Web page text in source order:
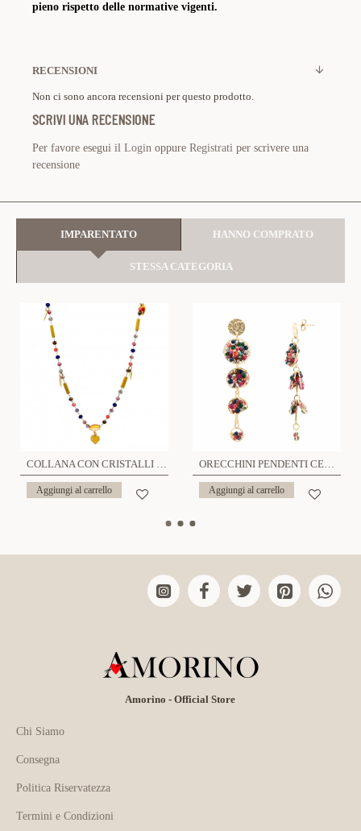
pieno rispetto delle normative vigenti.
RECENSIONI
Non ci sono ancora recensioni per questo prodotto.
SCRIVI UNA RECENSIONE
Per favore esegui il Login oppure Registrati per scrivere una
recensione
IMPARENTATO HANNO COMPRATO
STESSA CATEGORIA
COLLANA CON CRISTALLI E CIONDOLI DI CUORE - NK22135D182
Aggiungi al carrello
ORECCHINI PENDENTI CERCHI CON CRISTALLI - YNK241024A335
Aggiungi al carrello
Amorino - Official Store
Chi Siamo
Consegna
Politica Riservatezza
Termini e Condizioni